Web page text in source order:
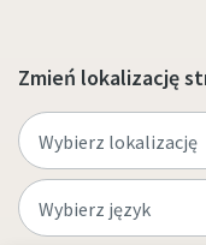
Zmień lokalizację